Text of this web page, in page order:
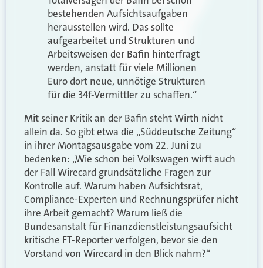
bestehenden Aufsichtsaufgaben
herausstellen wird. Das sollte
aufgearbeitet und Strukturen und
Arbeitsweisen der Bafin hinterfragt
werden, anstatt für viele Millionen
Euro dort neue, unnötige Strukturen
für die 34f-Vermittler zu schaffen.“
Mit seiner Kritik an der Bafin steht Wirth nicht
allein da. So gibt etwa die „Süddeutsche Zeitung“
in ihrer Montagsausgabe vom 22. Juni zu
bedenken: „Wie schon bei Volkswagen wirft auch
der Fall Wirecard grundsätzliche Fragen zur
Kontrolle auf. Warum haben Aufsichtsrat,
Compliance-Experten und Rechnungsprüfer nicht
ihre Arbeit gemacht? Warum ließ die
Bundesanstalt für Finanzdienstleistungsaufsicht
kritische FT-Reporter verfolgen, bevor sie den
Vorstand von Wirecard in den Blick nahm?“